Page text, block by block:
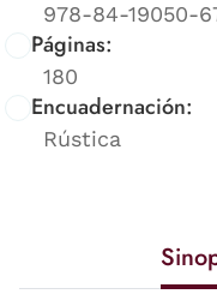
978-84-19050-
Páginas:
180
Encuadernación:
Rústica